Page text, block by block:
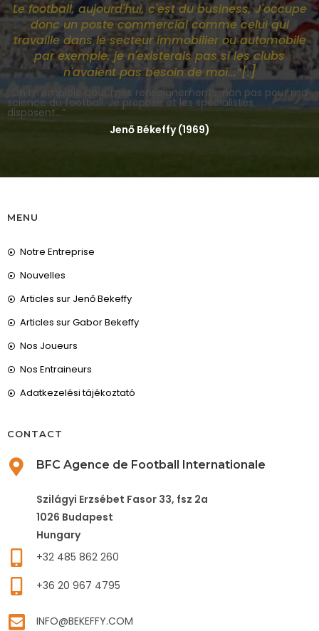
Le football, aujourd'hui, c'est du business, J'occupe
donc un poste commercial comme celui qui
travaille dans le secteur immobilier ou automobile
par exemple, je n'existerais pas si les clubs
n'avaient pas besoin de moi...”[:]
„On m'emploie pour mes renseignements, non pas pour ma
science du football. Je propose et les spécialistes
disposent...”
Jenő Békeffy (1969)
MENU
Notre Entreprise
Nouvelles
Articles sur Jenő Bekeffy
Articles sur Gabor Bekeffy
Nos Joueurs
Nos Entraineurs
Adatkezelési tájékoztató
CONTACT
BFC Agence de Football Internationale
Szilágyi Erzsébet Fasor 33, fsz 2a
1026 Budapest
Hungary
+32 485 862 260
+36 20 967 4795
INFO@BEKEFFY.COM